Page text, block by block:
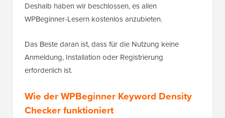
Deshalb haben wir beschlossen, es allen
WPBeginner-Lesern kostenlos anzubieten.
Das Beste daran ist, dass für die Nutzung keine
Anmeldung, Installation oder Registrierung
erforderlich ist.
Wie der WPBeginner Keyword Density
Checker funktioniert